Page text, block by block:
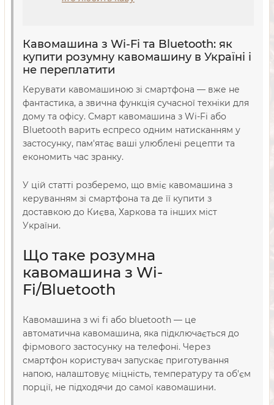
Кавомашина з Wi-Fi та Bluetooth: як
купити розумну кавомашину в Україні і
не переплатити
Керувати кавомашиною зі смартфона — вже не
фантастика, а звична функція сучасної техніки для
дому та офісу. Смарт кавомашина з Wi-Fi або
Bluetooth варить еспресо одним натисканням у
застосунку, пам'ятає ваші улюблені рецепти та
економить час зранку.
У цій статті розберемо, що вміє кавомашина з
керуванням зі смартфона та де її купити з
доставкою до Києва, Харкова та інших міст
України.
Що таке розумна
кавомашина з Wi-
Fi/Bluetooth
Кавомашина з wi fi або bluetooth — це
автоматична кавомашина, яка підключається до
фірмового застосунку на телефоні. Через
смартфон користувач запускає приготування
напою, налаштовує міцність, температуру та об'єм
порції, не підходячи до самої кавомашини.